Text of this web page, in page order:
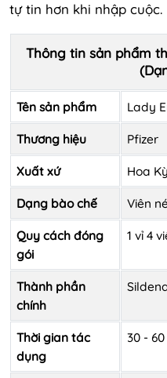
tự tin hơn khi nhập cuộc.
Thông tin sản phẩm
Tên sản phẩm Lady
Thương hiệu Pfizer
Xuất xứ Hoa Kỳ
Dạng bào chế Viên
Quy cách đóng
gói
1 vỉ 4
Thành phần
chính
Thời gian tác
dụng
30 -